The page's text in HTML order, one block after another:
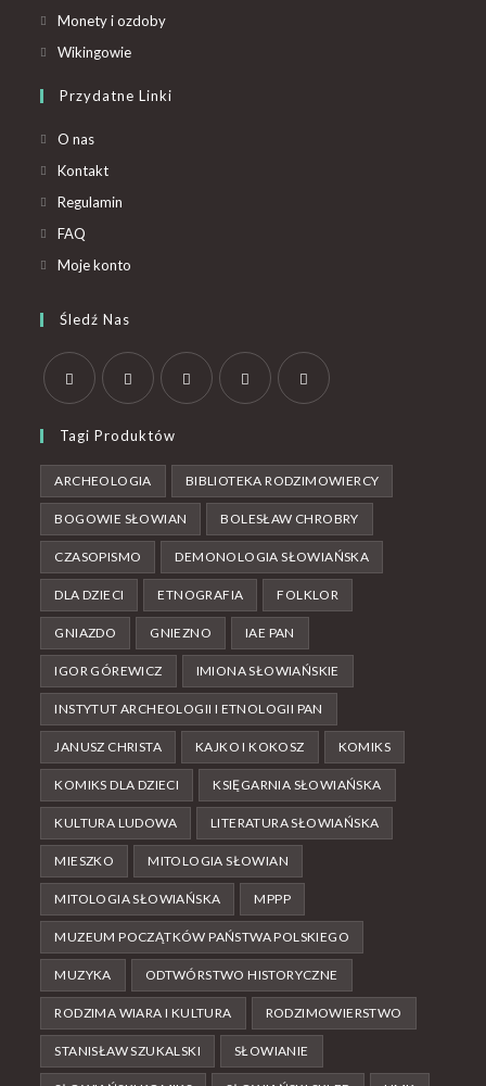
Monety i ozdoby
Wikingowie
Przydatne Linki
O nas
Kontakt
Regulamin
FAQ
Moje konto
Śledź Nas
Tagi Produktów
ARCHEOLOGIA BIBLIOTEKA RODZIMOWIERCY
BOGOWIE SŁOWIAN BOLESŁAW CHROBRY
CZASOPISMO DEMONOLOGIA SŁOWIAŃSKA
DLA DZIECI ETNOGRAFIA FOLKLOR
GNIAZDO GNIEZNO IAE PAN
IGOR GÓREWICZ IMIONA SŁOWIAŃSKIE
INSTYTUT ARCHEOLOGII I ETNOLOGII PAN
JANUSZ CHRISTA KAJKO I KOKOSZ KOMIKS
KOMIKS DLA DZIECI KSIĘGARNIA SŁOWIAŃSKA
KULTURA LUDOWA LITERATURA SŁOWIAŃSKA
MIESZKO MITOLOGIA SŁOWIAN
MITOLOGIA SŁOWIAŃSKA MPPP
MUZEUM POCZĄTKÓW PAŃSTWA POLSKIEGO
MUZYKA ODTWÓRSTWO HISTORYCZNE
RODZIMA WIARA I KULTURA RODZIMOWIERSTWO
STANISŁAW SZUKALSKI SŁOWIANIE